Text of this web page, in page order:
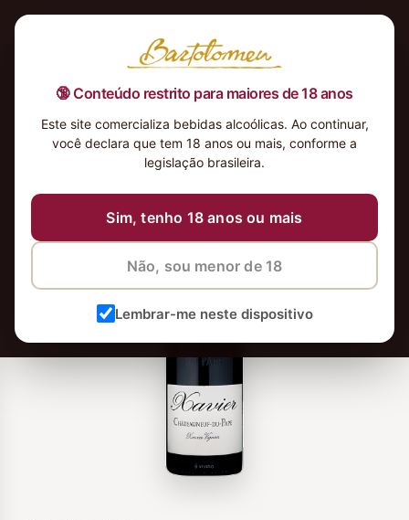
🔞 Conteúdo restrito para maiores de 18 anos
Este site comercializa bebidas alcoólicas. Ao continuar,
você declara que tem 18 anos ou mais, conforme a
legislação brasileira.
Sim, tenho 18 anos ou mais
Não, sou menor de 18
Lembrar-me neste dispositivo